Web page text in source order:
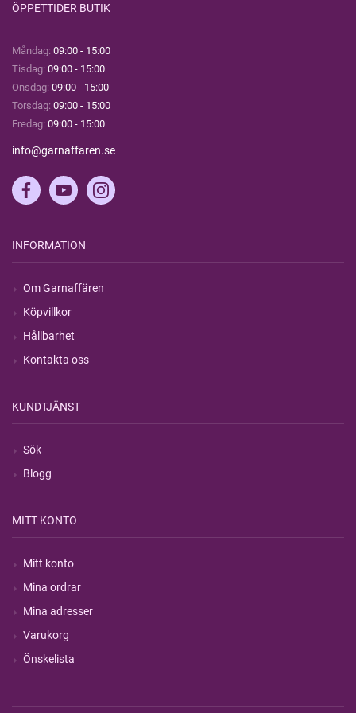
ÖPPETTIDER BUTIK
Måndag: 09:00 - 15:00
Tisdag: 09:00 - 15:00
Onsdag: 09:00 - 15:00
Torsdag: 09:00 - 15:00
Fredag: 09:00 - 15:00
info@garnaffaren.se
INFORMATION
Om Garnaffären
Köpvillkor
Hållbarhet
Kontakta oss
KUNDTJÄNST
Sök
Blogg
MITT KONTO
Mitt konto
Mina ordrar
Mina adresser
Varukorg
Önskelista